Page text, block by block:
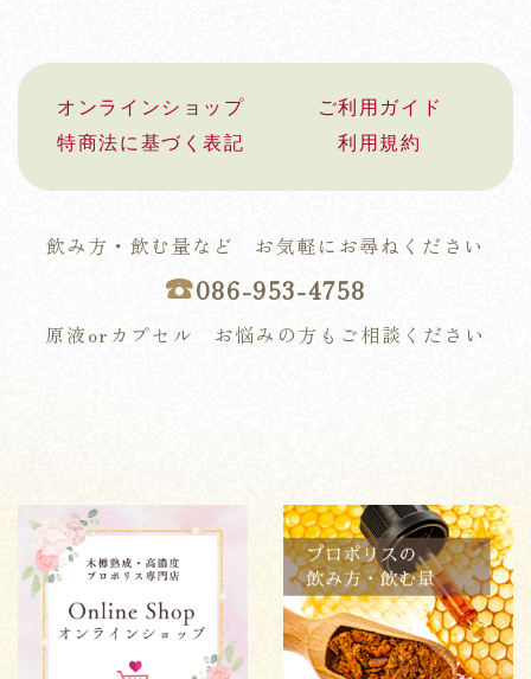
オンラインショップ
ご利用ガイド
特商法に基づく表記
利用規約
飲み方・飲む量など お気軽にお尋ねください
☎︎086-953-4758
原液orカプセル お悩みの方もご相談ください